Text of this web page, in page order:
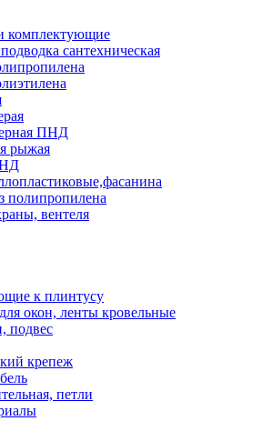
комплектующие
сантехническая
ПНД
рыжая
полипропилена
вентеля
к плинтусу
окон, ленты кровельные
подвес
крепеж
петли